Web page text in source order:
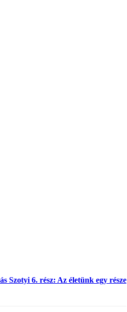
Szotyi 6. rész: Az életünk egy része